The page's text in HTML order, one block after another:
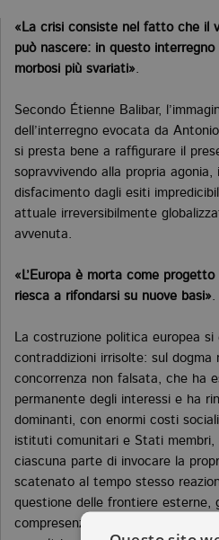
«La crisi consiste nel fatto che il
può nascere: in questo
morbosi più svariati».
Secondo Étienne Balibar,
dell’interregno evocata da
si presta bene a raffigurare il
sopravvivendo alla propria
disfacimento dagli esiti
attuale irreversibilmente
avvenuta.
«L’Europa è morta come
riesca a rifondarsi su nuove basi».
La costruzione politica europea
contraddizioni irrisolte: sul dogma
concorrenza non falsata, che ha
permanente degli interessi e ha
dominanti, con enormi costi
istituti comunitari e Stati
ciascuna parte di invocare la
scatenato al tempo stesso
questione delle frontiere esterne,
compresenza di organismi e aree